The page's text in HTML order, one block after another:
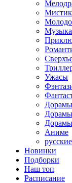
Музыка
Ужасы
Дорамы
Дорамы
Дорамы
Аниме
Новинки
Подборки
Наш топ
Расписание